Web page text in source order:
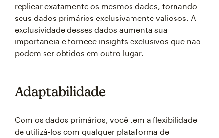
replicar exatamente os mesmos dados, tornando
seus dados primários exclusivamente valiosos. A
exclusividade desses dados aumenta sua
importância e fornece insights exclusivos que não
podem ser obtidos em outro lugar.
Adaptabilidade
Com os dados primários, você tem a flexibilidade
de utilizá-los com qualquer plataforma de